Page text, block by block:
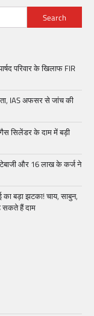
Search
परिवार के खिलाफ FIR
IAS अफसर से जांच की
सिलेंडर के दाम में बड़ी
और 16 लाख के कर्ज ने
बड़ा झटका! चाय, साबुन,
हैं दाम